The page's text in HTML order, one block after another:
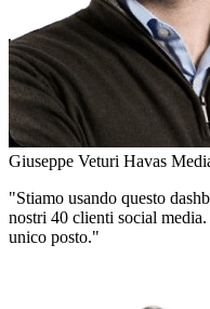
Giuseppe Veturi Havas
"Stiamo usando questo
nostri 40 clienti social
unico posto."